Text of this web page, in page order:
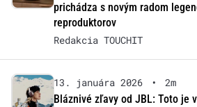
prichádza s novým radom
reproduktorov
Redakcia TOUCHIT
13. januára 2026 •
2m
Bláznivé zľavy od JBL: Toto je